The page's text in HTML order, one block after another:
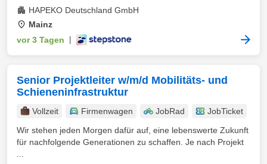
HAPEKO Deutschland GmbH
Mainz
vor 3 Tagen
Senior Projektleiter w/m/d Mobilitäts- und
Schieneninfrastruktur
Vollzeit Firmenwagen JobRad
JobTicket
Wir stehen jeden Morgen dafür auf, eine lebenswerte Zukunft
für nachfolgende Generationen zu schaffen. Je nach Projekt